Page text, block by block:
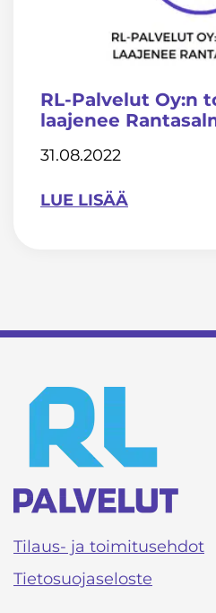
RL-Palvelut Oy:n
laajenee
31.08.2022
LUE LISÄÄ
Tilaus- ja toimitusehdot
Tietosuojaseloste